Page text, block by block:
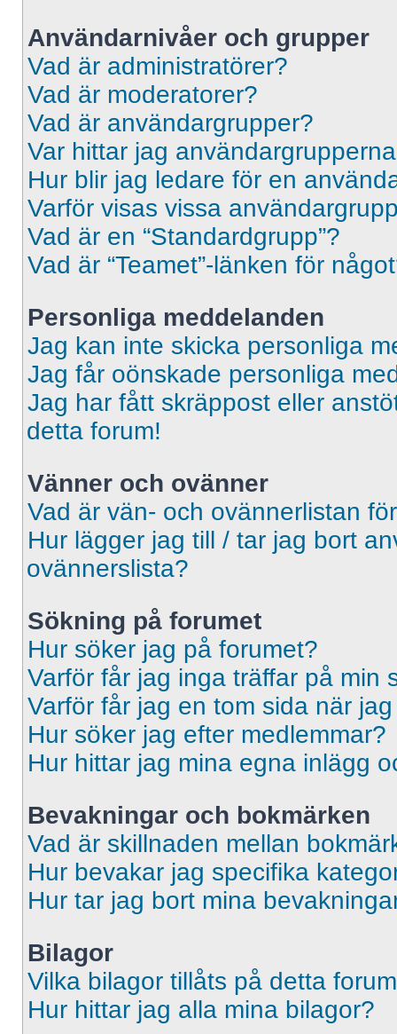
Användarnivåer och grupper
Vad är administratörer?
Vad är moderatorer?
Vad är användargrupper?
Var hittar jag
Hur blir jag ledare för en
Varför visas vissa
Vad är en “Standardgrupp”?
Vad är “Teamet”-länken för
Personliga meddelanden
Jag kan inte skicka personliga
Jag får oönskade personliga
Jag har fått skräppost eller
detta forum!
Vänner och ovänner
Vad är vän- och ovännerlistan
Hur lägger jag till / tar jag bort
ovännerslista?
Sökning på forumet
Hur söker jag på forumet?
Varför får jag inga träffar på min
Varför får jag en tom sida när
Hur söker jag efter medlemmar?
Hur hittar jag mina egna inlägg
Bevakningar och bokmärken
Vad är skillnaden mellan
Hur bevakar jag specifika
Hur tar jag bort mina
Bilagor
Vilka bilagor tillåts på detta
Hur hittar jag alla mina bilagor?